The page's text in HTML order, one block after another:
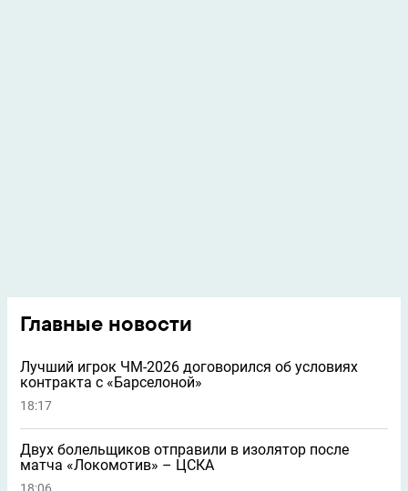
Главные новости
Лучший игрок ЧМ-2026 договорился об условиях
контракта с «Барселоной»
18:17
Двух болельщиков отправили в изолятор после
матча «Локомотив» – ЦСКА